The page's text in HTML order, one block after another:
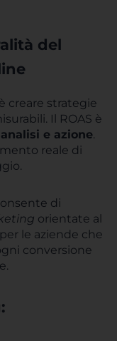
del
creare strategie
Il ROAS è
e azione.
reale di
di
orientate al
le aziende che
conversione